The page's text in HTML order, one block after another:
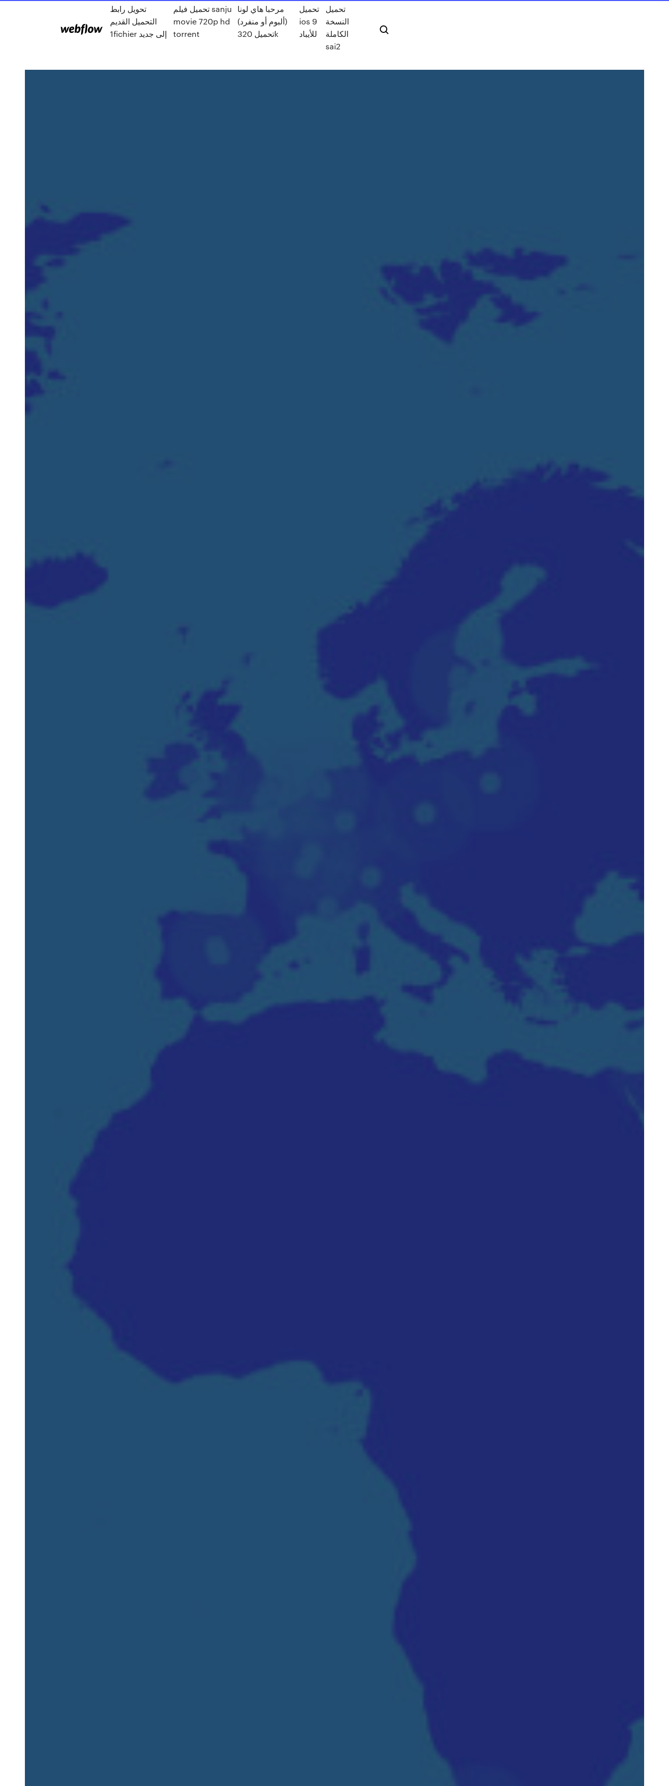
تحويل رابط
التحميل القديم
1fichier إلى جديد
تحميل فيلم sanju
movie 720p hd
torrent
مرحبا هاي لونا
(ألبوم أو منفرد)
تحميل 320k
تحميل
ios 9
للأيباد
تحميل
النسخة
الكاملة
sai2